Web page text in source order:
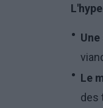
Le
des